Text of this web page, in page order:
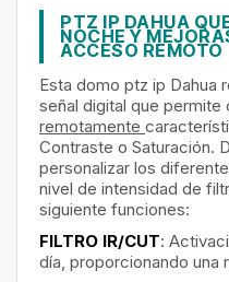
PTZ IP DAHUA
NOCHE Y
ACCESO REMOTO
Esta domo ptz ip Dahua
señal digital que
remotamente
Contraste o Saturación.
personalizar los
nivel de intensidad de
siguiente funciones:
FILTRO IR/CUT:
día, proporcionando una